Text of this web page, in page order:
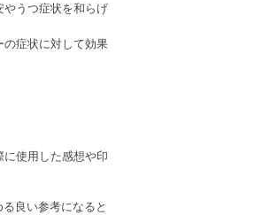
うつ症状を和らげ
の症状に対して効果
使用した感想や印
良い参考になると